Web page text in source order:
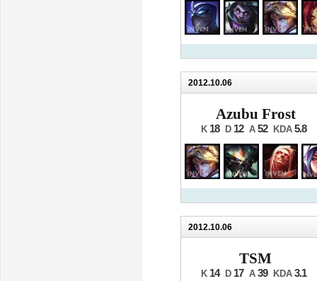
2012.10.06
Azubu Frost
K 18 D 12 A 52 KDA 5.8
2012.10.06
TSM
K 14 D 17 A 39 KDA 3.1